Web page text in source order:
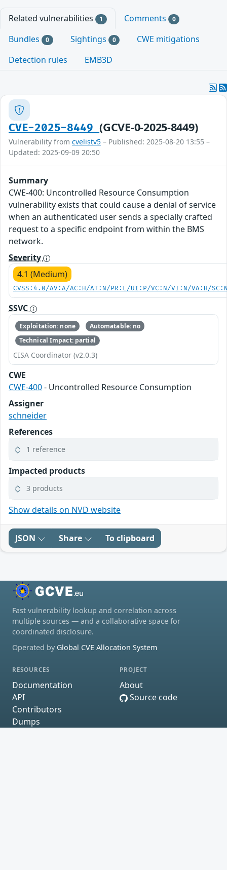
Related vulnerabilities 1 Comments 0
Bundles 0 Sightings 0
CWE mitigations
Detection rules
EMB3D
CVE-2025-8449(GCVE-0-2025-8449)
Vulnerability from cvelistv5 – Published: 2025-08-20 13:55 –
Updated: 2025-09-09 20:50
Summary
CWE-400: Uncontrolled Resource Consumption
vulnerability exists that could cause a denial of service
when an authenticated user sends a specially crafted
request to a specific endpoint from within the BMS
network.
Severity
4.1 (Medium)
CVSS:4.0/AV:A/AC:H/AT:N/PR:L/UI:P/VC:N/VI:N/VA:H/
SSVC
Exploitation: none
Automatable: no
Technical Impact: partial
CISA Coordinator (v2.0.3)
CWE
CWE-400- Uncontrolled Resource Consumption
Assigner
schneider
References
1 reference
Impacted products
3 products
Show details on NVD website
JSON Share To clipboard
Fast vulnerability lookup and correlation across
multiple sources — and a collaborative space for
coordinated disclosure.
Operated by Global CVE Allocation System
RESOURCES
Documentation
API
Contributors
Dumps
PROJECT
About
Source code